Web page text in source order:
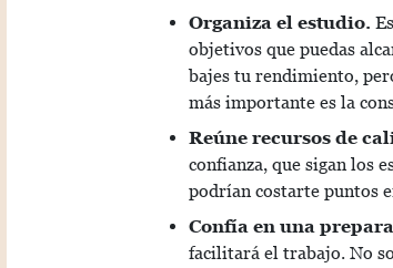
Organiza el estudio.
objetivos que puedas
bajes tu rendimiento,
más importante es la
Reúne recursos de
confianza, que sigan los
podrían costarte puntos
Confía en una
facilitará el trabajo. No